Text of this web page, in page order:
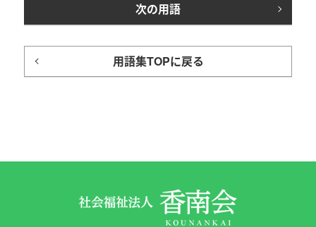
次の用語
用語集TOPに戻る